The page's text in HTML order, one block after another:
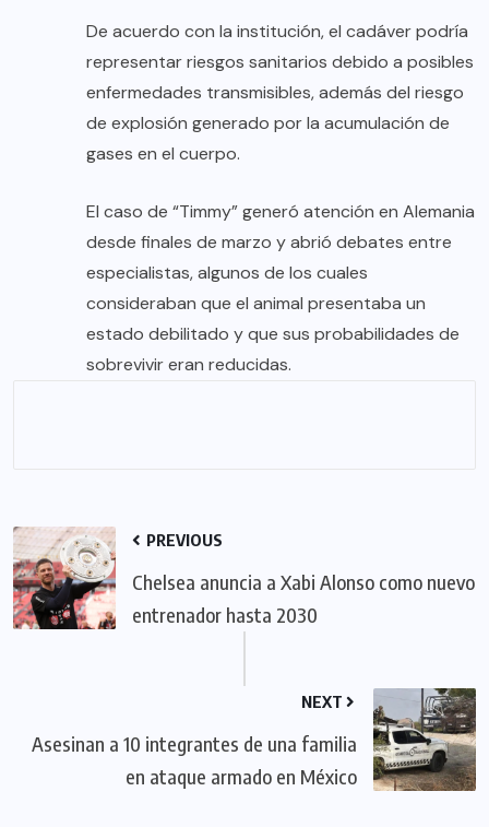
De acuerdo con la institución, el cadáver podría
representar riesgos sanitarios debido a posibles
enfermedades transmisibles, además del riesgo
de explosión generado por la acumulación de
gases en el cuerpo.
El caso de “Timmy” generó atención en Alemania
desde finales de marzo y abrió debates entre
especialistas, algunos de los cuales
consideraban que el animal presentaba un
estado debilitado y que sus probabilidades de
sobrevivir eran reducidas.
PREVIOUS
Chelsea anuncia a Xabi Alonso como nuevo
entrenador hasta 2030
NEXT
Asesinan a 10 integrantes de una familia
en ataque armado en México